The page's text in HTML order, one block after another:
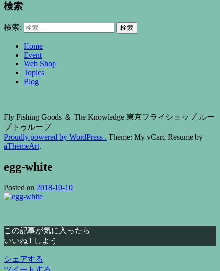
検索
検索:
Home
Event
Web Shop
Topics
Blog
Fly Fishing Goods ＆ The Knowledge 東京フライショップ ルー
プトゥループ
Proudly powered by WordPress . Theme: My vCard Resume by
aThemeArt.
egg-white
Posted on 2018-10-10
この記事が気に入ったら
いいね ! しよう
シェアする